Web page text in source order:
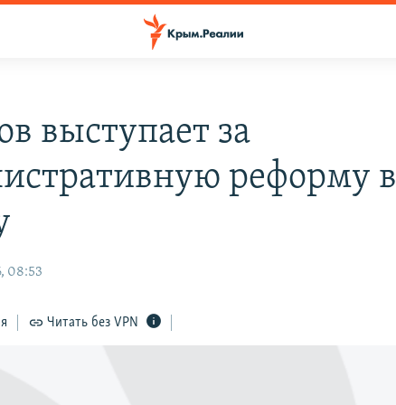
выступает за
реформу в
08:53
Читать без VPN